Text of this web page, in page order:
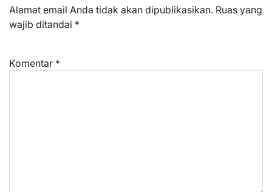
Alamat email Anda tidak akan dipublikasikan. Ruas yang
wajib ditandai *
Komentar *